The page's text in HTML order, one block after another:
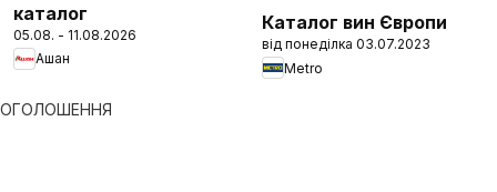
каталог
05.08. - 11.08.2026
Ашан
Каталог вин Європи
від понеділка 03.07.2023
Metro
ОГОЛОШЕННЯ